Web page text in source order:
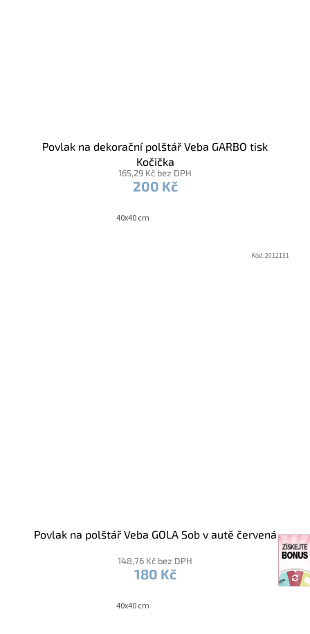
Povlak na dekorační polštář Veba GARBO tisk
Kočička
165,29 Kč bez DPH
200 Kč
40x40 cm
Povlak na polštář Veba GOLA Sob v autě červená
148,76 Kč bez DPH
180 Kč
40x40 cm
Kód:2012131